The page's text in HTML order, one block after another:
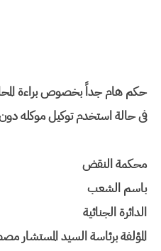
حكم هام جداً بخصوص براءة
فى حالة استخدم توكيل موكله دون
محكمة النقض
باسم الشعب
الدائرة الجنائية
المؤلفة برئاسة السيد